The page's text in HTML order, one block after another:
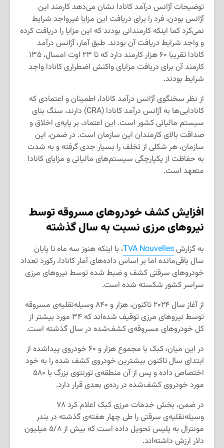
توضیحات آژانس درآمد کانادا نشان می‌دهد کارمند این
آژانس بودن، فرد را برای دریافت این مزایا غیرواجد شرایط
نمی‌کرد کما اینکه کارمندانی بودند که این مزایا را دریافت کرده
و واجد شرایط دریافت آن بودند. طبق آمار، آژانس درآمد
کانادا تقریبا ۶۰ هزار کارمند دارد که تا ۲۳ اوت امسال، ۱۳۵
کارمند آن برای دریافت مزایای واکنش اضطراری کانادا واجد
شرایط بودند.
از نظر سخنگوی آژانس درآمد کانادا، اطمینان و اعتمادی که
کانادایی‌ها به آژانس درآمد کانادا (CRA) دارند، سنگ بنای
سیستم مالیاتی کشور است. این اعتماد، بر پایه‌ی اخلاق و
صداقت بالای کارمندان این سازمان است. در ضمن، این
سازمان، هر شکلی از تخلف را بسیار جدی گرفته و به شدت
به حفاظت از یکپارچگی سیستم‌های مالیاتی و مزایای کانادا
متعهد است.
افزایش کشف خودروهای مسروقه توسط
نیروهای مرزی نسبت به سال گذشته
به گزارشTVA Nouvelles، با اینکه هنوز سه ماه تا پایان
سال باقی‌مانده اما بر اساس داده‌های آمار کانادا، رکورد تعداد
خودروهای سرقتی کشف و ضبط شده توسط نیروهای مرزی
سراسر کشور شکسته شده است.
از آغاز سال ۲۰۲۴ تاکنون، هزار و ۸۴۰ وسیله‌نقلیه‌ی مسروقه
توسط نیروهای مرزی توقیف شده‌اند که ۳۴ مورد بیشتر از
کل خودروهای مسروقه‌ی کشف‌شده در سال گذشته است.
در این میان، کبک با مجموع هزار و ۶۰ خودروی پیداشده از
ابتدای سال تاکنون بیشترین خودروی کشف شده را به خود
اختصاص داده و پس از آن منطقه‌ی تورنتوی بزرگ با ۵۸۰
مورد خودروی کشف‌شده در رده‌ی بعدی قرار دارد.
در ضمن، بخش خدمات مرزی کبک اعلام کرد ۷۸
وسیله‌نقلیه‌ی سرقتی را طی چهار هفته‌ی گذشته در بندر
مونترال به پلیس تحویل داده است که بیش از ۵/۸ میلیون
دلار ارزش داشته‌اند.